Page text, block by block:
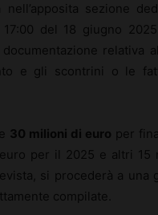
sezione
del 18 giugno
relativa
e gli scontrini o le
30 milioni di euro per
per il 2025 e altri 15
si procederà a una
compilate.